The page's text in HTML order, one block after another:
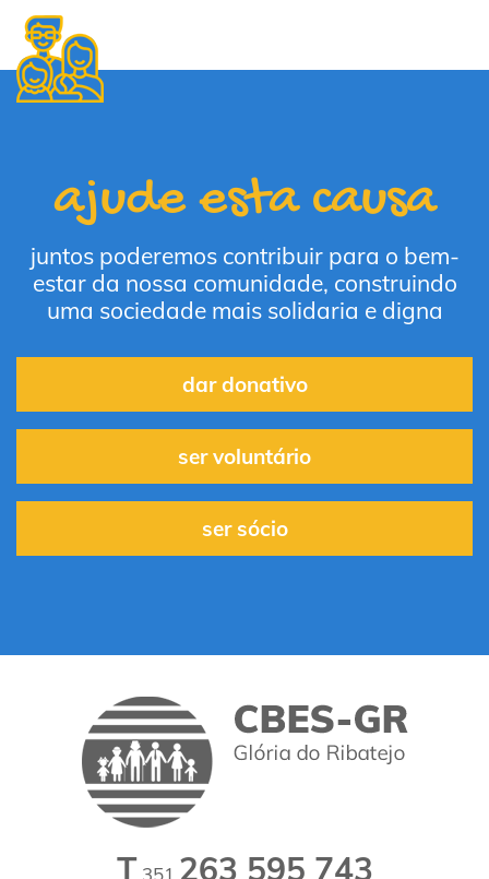
ajude esta causa
juntos poderemos contribuir para o bem-
estar da nossa comunidade, construindo
uma sociedade mais solidaria e digna
dar donativo
ser voluntário
ser sócio
T 351 263 595 743